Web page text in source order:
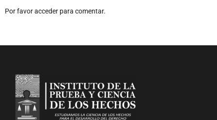
Por favor acceder para comentar.